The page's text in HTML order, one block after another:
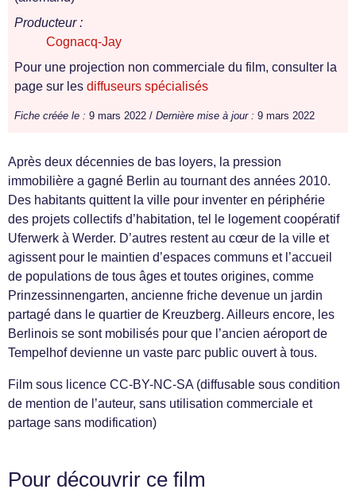
Producteur :
Cognacq-Jay
Pour une projection non commerciale du film, consulter la
page sur les diffuseurs spécialisés
Fiche créée le : 9 mars 2022 / Dernière mise à jour : 9 mars 2022
Après deux décennies de bas loyers, la pression
immobilière a gagné Berlin au tournant des années 2010.
Des habitants quittent la ville pour inventer en périphérie
des projets collectifs d’habitation, tel le logement coopératif
Uferwerk à Werder. D’autres restent au cœur de la ville et
agissent pour le maintien d’espaces communs et l’accueil
de populations de tous âges et toutes origines, comme
Prinzessinnengarten, ancienne friche devenue un jardin
partagé dans le quartier de Kreuzberg. Ailleurs encore, les
Berlinois se sont mobilisés pour que l’ancien aéroport de
Tempelhof devienne un vaste parc public ouvert à tous.
Film sous licence CC-BY-NC-SA (diffusable sous condition
de mention de l’auteur, sans utilisation commerciale et
partage sans modification)
Pour découvrir ce film